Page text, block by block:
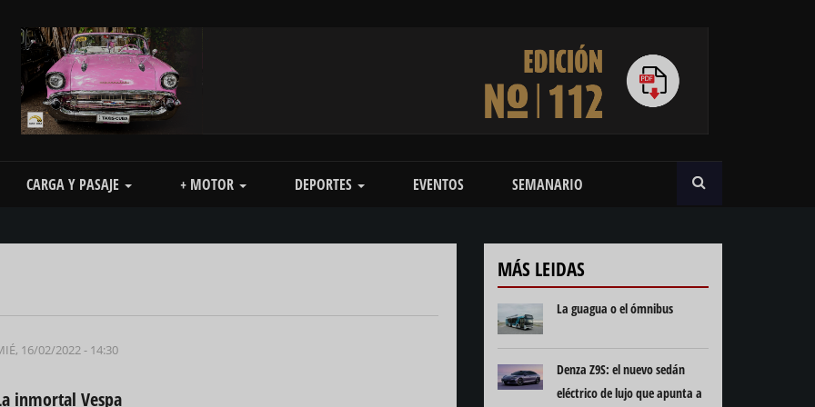
CARGA Y PASAJE + MOTOR DEPORTES EVENTOS SEMANARIO
16/02/2022 - 14:30
inmortal Vespa
MÁS LEIDAS
La guagua o el ómnibus
Denza Z9S: el nuevo sedán
eléctrico de lujo que apunta a